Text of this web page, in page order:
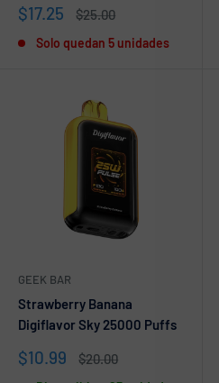
Precio
venta
$17.25
Precio
$25.00
Solo quedan 5 unidades
GEEK BAR
Strawberry Banana
Digiflavor Sky 25000 Puffs
Precio
$10.99
Precio
$20.00